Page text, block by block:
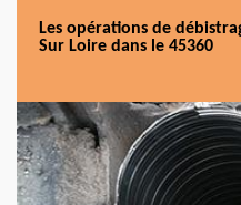
Les opérations de
Sur Loire dans le 45360